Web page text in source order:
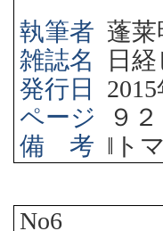
執筆者 蓬莱
雑誌名
日
発行日
2015
ページ
９
備 考 ‖ ト
No6